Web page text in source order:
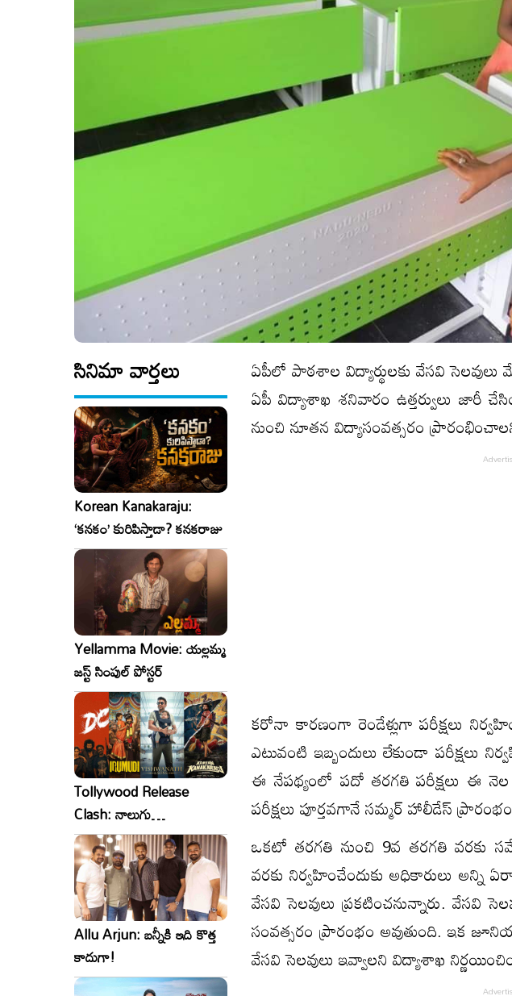
సినిమా వార్తలు
Korean Kanakaraju:
‘కనకం’ కురిపిస్తాడా? కనకరాజు
Yellamma Movie: యల్లమ్మ
జస్ట్ సింపుల్ పోస్టర్
Tollywood Release
Clash: నాలుగు
సినిమాలు..ఒకేసారి..ఎందుకో?
Allu Arjun: బన్నీకి ఇది కొత్త
కాదుగా!
ఏపీలో పాఠ‌శాల విద్యార్థుల‌కు వేస‌వి
ఏపీ విద్యాశాఖ శనివారం ఉత్త‌ర్వులు జారీ
నుంచి నూతన విద్యాసంవత్సరం
కరోనా కారణంగా రెండేళ్లుగా పరీక్షలు
ఎటువంటి ఇబ్బందులు లేకుండా పరీక్షలు
ఈ నేపథ్యంలో పదో తరగతి పరీక్ష‌లు ఈ
పరీక్షలు పూర్తవగానే సమ్మర్ హాలీడేస్
ఒకటో తరగతి నుంచి 9వ తరగతి వరకు
వరకు నిర్వహించేందుకు అధికారులు అన్ని
వేస‌వి సెలవులు ప్రకటించనున్నారు. వేసవి
సంవత్సరం ప్రారంభం అవుతుంది. ఇక
వేసవి సెలవులు ఇవ్వాలని విద్యాశాఖ